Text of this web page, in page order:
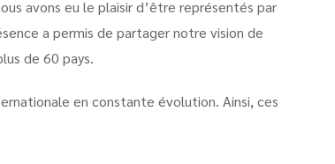
avons eu le plaisir d’être représentés par
a permis de partager notre vision de
de 60 pays.
en constante évolution. Ainsi, ces